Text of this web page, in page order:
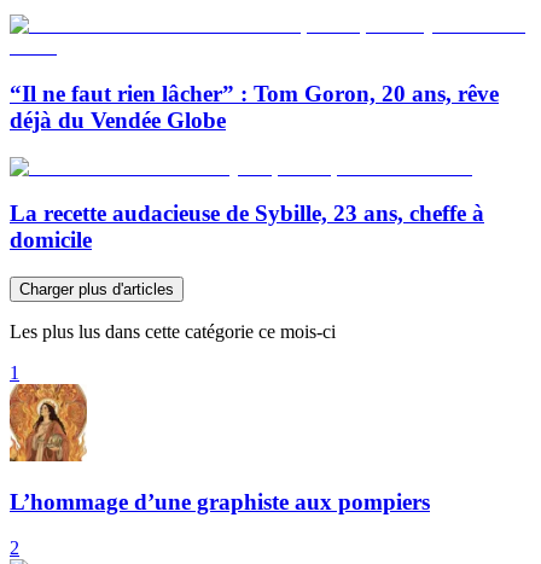
“Il ne faut rien lâcher” : Tom Goron, 20 ans, rêve
déjà du Vendée Globe
La recette audacieuse de Sybille, 23 ans, cheffe à
domicile
Charger plus d'articles
Les plus lus dans cette catégorie ce mois-ci
1
L’hommage d’une graphiste aux pompiers
2